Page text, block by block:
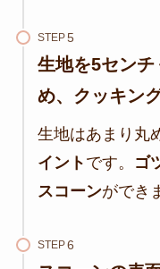
STEP
生地を5センチ
め、クッキン
生地はあまり丸
イント です。
ゴ
スコーンができ
STEP